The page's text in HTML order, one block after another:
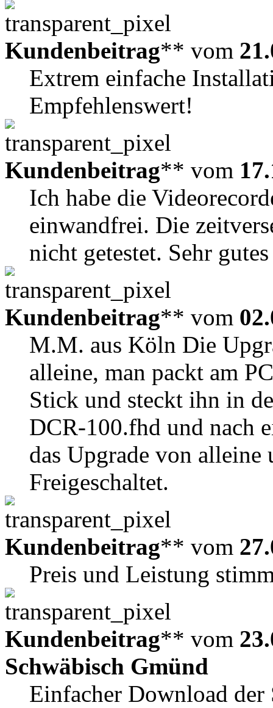
Kundenbeitrag** vom
Extrem einfache
Empfehlenswert!
Kundenbeitrag** vom
Ich habe die
einwandfrei. Die
nicht getestet. Sehr
Kundenbeitrag** vom
M.M. aus Köln Die
alleine, man packt am
Stick und steckt ihn in
DCR-100.fhd und nach
das Upgrade von
Freigeschaltet.
Kundenbeitrag** vom
Preis und Leistung
Kundenbeitrag** vom
Schwäbisch Gmünd
Einfacher Download